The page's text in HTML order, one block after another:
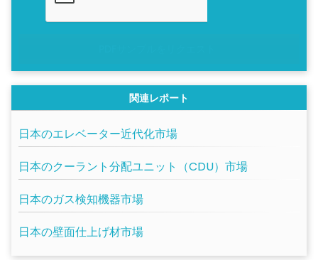
関連レポート
日本のエレベーター近代化市場
日本のクーラント分配ユニット（CDU）市場
日本のガス検知機器市場
日本の壁面仕上げ材市場